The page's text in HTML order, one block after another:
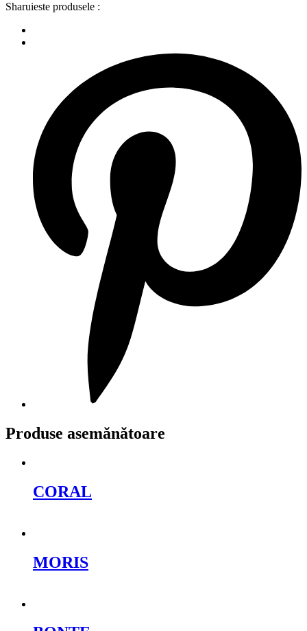
Sharuieste produsele :
Produse asemănătoare
CORAL
MORIS